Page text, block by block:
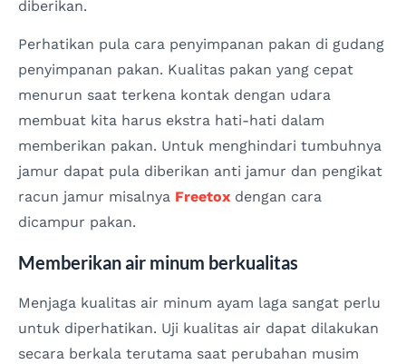
diberikan.
Perhatikan pula cara penyimpanan pakan di gudang
penyimpanan pakan. Kualitas pakan yang cepat
menurun saat terkena kontak dengan udara
membuat kita harus ekstra hati-hati dalam
memberikan pakan. Untuk menghindari tumbuhnya
jamur dapat pula diberikan anti jamur dan pengikat
racun jamur misalnya Freetox dengan cara
dicampur pakan.
Memberikan air minum berkualitas
Menjaga kualitas air minum ayam laga sangat perlu
untuk diperhatikan. Uji kualitas air dapat dilakukan
secara berkala terutama saat perubahan musim